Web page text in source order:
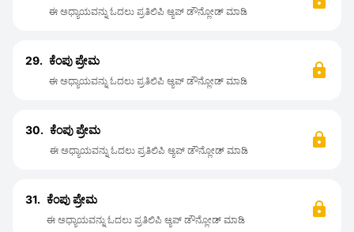
ಈ ಅಧ್ಯಾಯವನ್ನು ಓದಲು ಪ್ರತಿಲಿಪಿ ಆ್ಯಪ್ ಡೌನ್ಲೋಡ್ ಮಾಡಿ
29. ಕೆಂಪು ಪ್ರೇಮ
ಈ ಅಧ್ಯಾಯವನ್ನು ಓದಲು ಪ್ರತಿಲಿಪಿ ಆ್ಯಪ್ ಡೌನ್ಲೋಡ್ ಮಾಡಿ
30. ಕೆಂಪು ಪ್ರೇಮ
ಈ ಅಧ್ಯಾಯವನ್ನು ಓದಲು ಪ್ರತಿಲಿಪಿ ಆ್ಯಪ್ ಡೌನ್ಲೋಡ್ ಮಾಡಿ
31. ಕೆಂಪು ಪ್ರೇಮ
ಈ ಅಧ್ಯಾಯವನ್ನು ಓದಲು ಪ್ರತಿಲಿಪಿ ಆ್ಯಪ್ ಡೌನ್ಲೋಡ್ ಮಾಡಿ